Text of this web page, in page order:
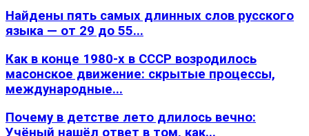
Найдены пять самых длинных слов русского
языка — от 29 до 55...
Как в конце 1980-х в СССР возродилось
масонское движение: скрытые процессы,
международные...
Почему в детстве лето длилось вечно:
Учёный нашёл ответ в том, как...